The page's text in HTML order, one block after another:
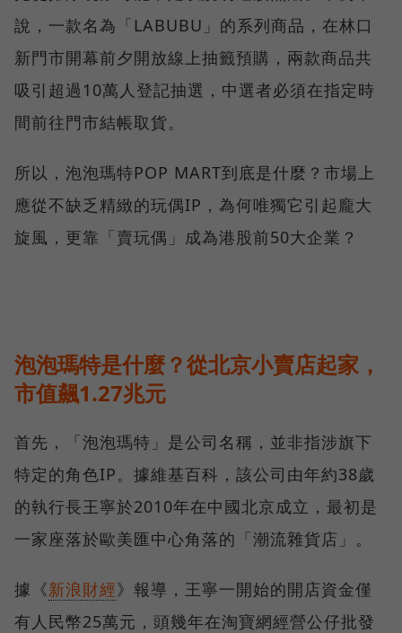
說，一款名為「LABUBU」的系列商品，在林口
新門市開幕前夕開放線上抽籤預購，兩款商品共
吸引超過10萬人登記抽選，中選者必須在指定時
間前往門市結帳取貨。
所以，泡泡瑪特POP MART到底是什麼？市場上
應從不缺乏精緻的玩偶IP，為何唯獨它引起龐大
旋風，更靠「賣玩偶」成為港股前50大企業？
泡泡瑪特是什麼？從北京小賣店起家，
市值飆1.27兆元
首先，「泡泡瑪特」是公司名稱，並非指涉旗下
特定的角色IP。據維基百科，該公司由年約38歲
的執行長王寧於2010年在中國北京成立，最初是
一家座落於歐美匯中心角落的「潮流雜貨店」。
據《新浪財經》報導，王寧一開始的開店資金僅
有人民幣25萬元，頭幾年在淘寶網經營公仔批發